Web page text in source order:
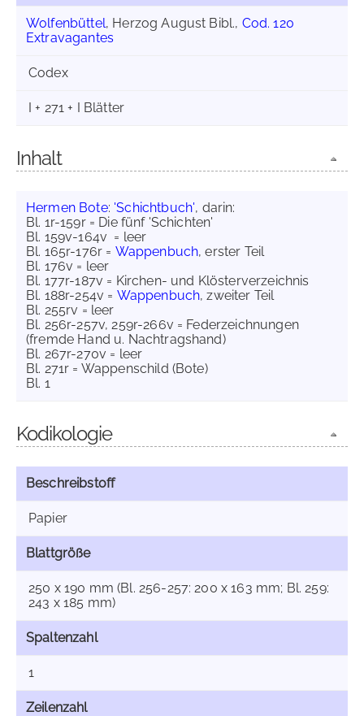
Wolfenbüttel, Herzog August Bibl., Cod. 120
Extravagantes
Codex
I + 271 + I Blätter
Inhalt
Hermen Bote: 'Schichtbuch', darin:
Bl. 1r-159r = Die fünf 'Schichten'
Bl. 159v-164v = leer
Bl. 165r-176r = Wappenbuch, erster Teil
Bl. 176v = leer
Bl. 177r-187v = Kirchen- und Klösterverzeichnis
Bl. 188r-254v = Wappenbuch, zweiter Teil
Bl. 255rv = leer
Bl. 256r-257v, 259r-266v = Federzeichnungen
(fremde Hand u. Nachtragshand)
Bl. 267r-270v = leer
Bl. 271r = Wappenschild (Bote)
Bl. 1
Kodikologie
Beschreibstoff
Papier
Blattgröße
250 x 190 mm (Bl. 256-257: 200 x 163 mm; Bl. 259:
243 x 185 mm)
Spaltenzahl
1
Zeilenzahl